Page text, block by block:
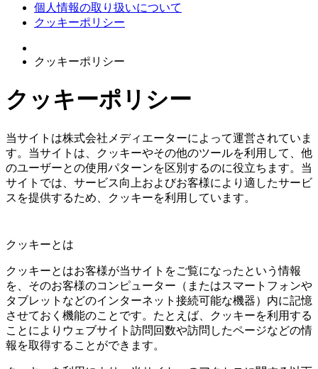
個人情報の取り扱いについて
クッキーポリシー
クッキーポリシー
クッキーポリシー
当サイトは株式会社メディエーターによって運営されていま
す。当サイトは、クッキーやその他のツールを利用して、他
のユーザーとの使用パターンを区別するのに役立ちます。当
サイトでは、サービス向上およびお客様により適したサービ
スを提供するため、クッキーを利用しています。
クッキーとは
クッキーとはお客様が当サイトをご覧になったという情報
を、そのお客様のコンピューター（またはスマートフォンや
タブレットなどのインターネット接続可能な機器）内に記憶
させておく機能のことです。たとえば、クッキーを利用する
ことによりウェブサイト訪問回数や訪問したページなどの情
報を取得することができます。